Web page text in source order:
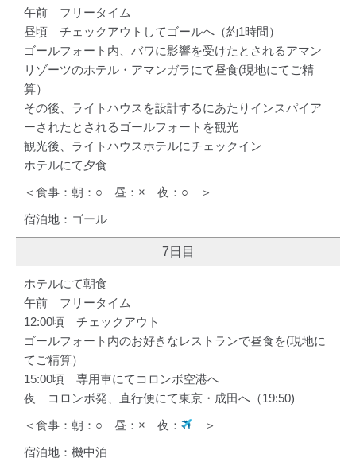
午前 フリータイム
昼頃 チェックアウトしてゴールへ（約1時間）
ゴールフォート内、バワに影響を受けたとされるアマン
リゾーツのホテル・アマンガラにて昼食(現地にてご精
算）
その後、ライトハウスを設計するにあたりインスパイア
ーされたとされるゴールフォートを観光
観光後、ライトハウスホテルにチェックイン
ホテルにて夕食
＜食事：朝：○ 昼：× 夜：○ ＞
宿泊地：ゴール
7日目
ホテルにて朝食
午前 フリータイム
12:00頃 チェックアウト
ゴールフォート内のお好きなレストランで昼食を(現地に
てご精算）
15:00頃 専用車にてコロンボ空港へ
夜 コロンボ発、直行便にて東京・成田へ（19:50)
＜食事：朝：○ 昼：× 夜：
＞
宿泊地：機中泊